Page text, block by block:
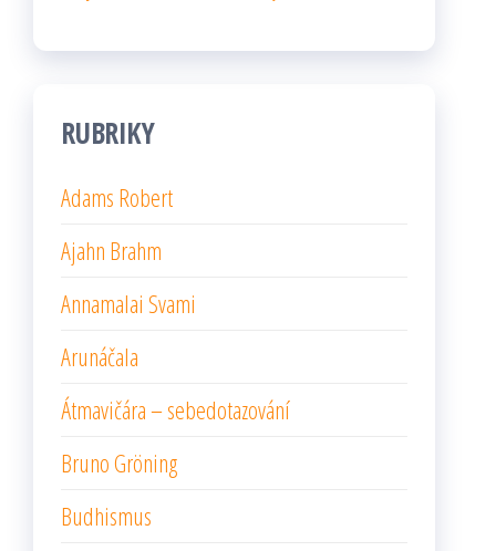
RUBRIKY
Adams Robert
Ajahn Brahm
Annamalai Svami
Arunáčala
Átmavičára – sebedotazování
Bruno Gröning
Budhismus